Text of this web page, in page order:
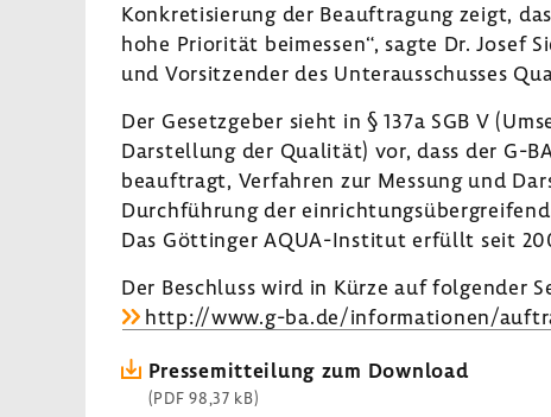
Konkretisierung der Beauftragung zeigt,
hohe Priorität beimessen“, sagte Dr. Josef
und Vorsitzender des Unterausschusses
Der Gesetzgeber sieht in § 137a SGB V
Darstellung der Qualität) vor, dass der G-
beauftragt, Verfahren zur Messung und
Durchführung der
Das Göttinger AQUA-Institut erfüllt seit
Der Beschluss wird in Kürze auf folgender
http://www.g-ba.de/informationen/
Pressemitteilung zum Download
(PDF 98,37 kB)